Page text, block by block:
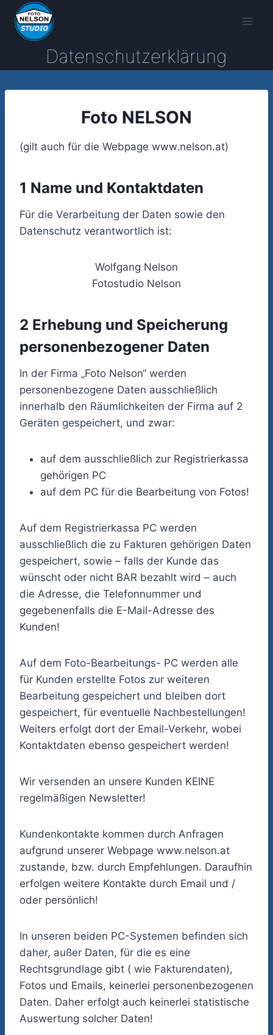
Zum
Inhalt
springen
Datenschutzerklärung
Foto NELSON
(gilt auch für die Webpage www.nelson.at)
1 Name und Kontaktdaten
Für die Verarbeitung der Daten sowie den
Datenschutz verantwortlich ist:
Wolfgang Nelson
Fotostudio Nelson
2 Erhebung und Speicherung
personenbezogener Daten
In der Firma „Foto Nelson“ werden
personenbezogene Daten ausschließlich
innerhalb den Räumlichkeiten der Firma auf 2
Geräten gespeichert, und zwar:
auf dem ausschließlich zur Registrierkassa
gehörigen PC
auf dem PC für die Bearbeitung von Fotos!
Auf dem Registrierkassa PC werden
ausschließlich die zu Fakturen gehörigen Daten
gespeichert, sowie – falls der Kunde das
wünscht oder nicht BAR bezahlt wird – auch
die Adresse, die Telefonnummer und
gegebenenfalls die E-Mail-Adresse des
Kunden!
Auf dem Foto-Bearbeitungs- PC werden alle
für Kunden erstellte Fotos zur weiteren
Bearbeitung gespeichert und bleiben dort
gespeichert, für eventuelle Nachbestellungen!
Weiters erfolgt dort der Email-Verkehr, wobei
Kontaktdaten ebenso gespeichert werden!
Wir versenden an unsere Kunden KEINE
regelmäßigen Newsletter!
Kundenkontakte kommen durch Anfragen
aufgrund unserer Webpage www.nelson.at
zustande, bzw. durch Empfehlungen. Daraufhin
erfolgen weitere Kontakte durch Email und /
oder persönlich!
In unseren beiden PC-Systemen befinden sich
daher, außer Daten, für die es eine
Rechtsgrundlage gibt ( wie Fakturendaten),
Fotos und Emails, keinerlei personenbezogenen
Daten. Daher erfolgt auch keinerlei statistische
Auswertung solcher Daten!